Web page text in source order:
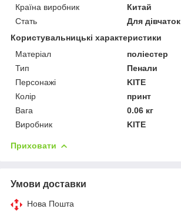
Країна виробник
Китай
Стать
Для дівчаток
Користувальницькі характеристики
Матеріал
поліестер
Тип
Пенали
Персонажі
KITE
Колір
принт
Вага
0.06 кг
Виробник
KITE
Приховати
Умови доставки
Нова Пошта